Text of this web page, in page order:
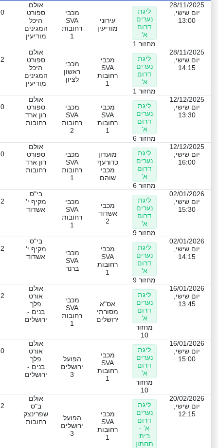
28/11/2025
יום שישי,
13:00
ליגת
נערים
דרום
א'
מחזור 1
עירוני
מודיעין
מכבי
SVA
רחובות
1
אולם
ספורט
היכל
המגינים
מודיעין
28/11/2025
יום שישי,
14:15
ליגת
נערים
דרום
א'
מחזור 1
מכבי
SVA
רחובות
1
מכבי
ראשון
לציון
אולם
ספורט
היכל
המגינים
מודיעין
12/12/2025
יום שישי,
13:30
ליגת
נערים
דרום
א'
מחזור 6
מכבי
SVA
רחובות
1
מכבי
SVA
רחובות
2
אולם
ספורט
רון ארד
רחובות
12/12/2025
יום שישי,
16:00
ליגת
נערים
דרום
א'
מחזור 6
מועדון
כדורעף
מכבי
שוהם
מכבי
SVA
רחובות
1
אולם
ספורט
רון ארד
רחובות
02/01/2026
יום שישי,
15:30
ליגת
נערים
דרום
א'
מחזור 9
מכבי
אשדוד
2
מכבי
SVA
רחובות
1
בי"ס
מקיף י'
אשדוד
02/01/2026
יום שישי,
14:15
ליגת
נערים
דרום
א'
מחזור 9
מכבי
SVA
רחובות
1
מכבי
SVA
ברנר
בי"ס
מקיף י'
אשדוד
16/01/2026
יום שישי,
13:45
ליגת
נערים
דרום
א'
מחזור
10
אס"א
מסורתי
ירושלים
מכבי
SVA
רחובות
1
אולם
אורט
פלך
בנים -
ירושלים
16/01/2026
יום שישי,
15:00
ליגת
נערים
דרום
א'
מחזור
10
מכבי
SVA
רחובות
1
הפועל
ירושלים
3
אולם
אורט
פלך
בנים -
ירושלים
20/02/2026
יום שישי,
12:15
ליגת
נערים
דרום
א' -
בית
תחתון
מכבי
SVA
רחובות
1
הפועל
ירושלים
3
אולם
ב"ס
שפרינצק
רחובות